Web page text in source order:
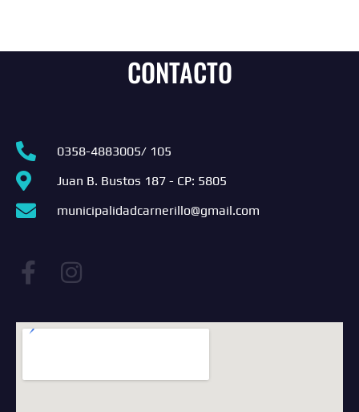
CONTACTO
0358-4883005/ 105
Juan B. Bustos 187 - CP: 5805
municipalidadcarnerillo@gmail.com